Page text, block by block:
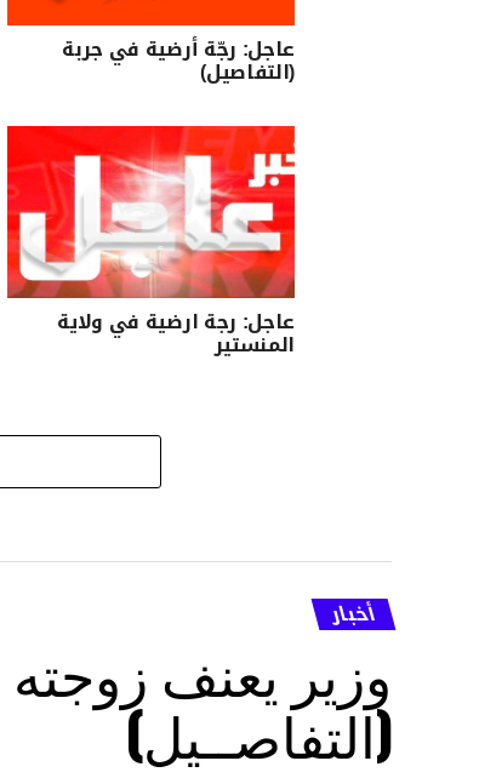
عاجل: رجّة أرضية في جربة
(التفاصيل)
عاجل: رجة ارضية في ولاية
المنستير
أخبار
وزير يعنف
(التفاصــيل)